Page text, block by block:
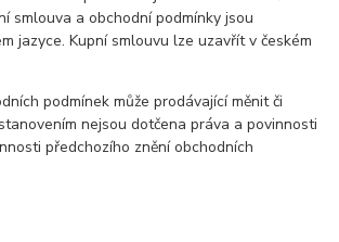
smlouva a obchodní podmínky jsou
jazyce. Kupní smlouvu lze uzavřít v českém
podmínek může prodávající měnit či
nejsou dotčena práva a povinnosti
předchozího znění obchodních